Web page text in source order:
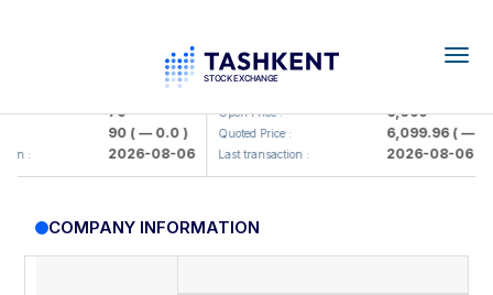
79
90( — 0.0 )
: 2026-08-06
UZMK (<O'zmetkombinat> AJ)
Open Price : 6,099
Quoted Price : 6,099.96( — 0.0
Last transaction : 2026-08-06
COMPANY INFORMATION